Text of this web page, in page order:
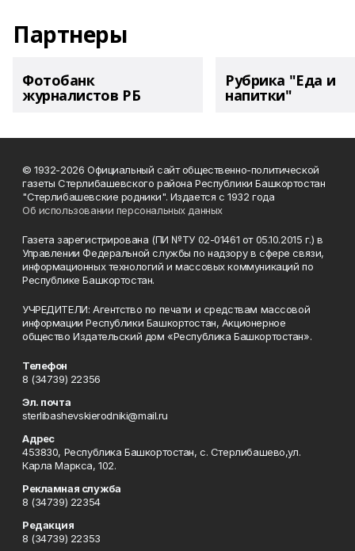
Партнеры
Фотобанк
журналистов РБ
Рубрика "Еда и
напитки"
© 1932-2026 Официальный сайт общественно-политической
газеты Стерлибашевского района Республики Башкортостан
"Стерлибашевские родники". Издается с 1932 года
Об использовании персональных данных
Газета зарегистрирована (ПИ №ТУ 02-01461 от 05.10.2015 г.) в
Управлении Федеральной службы по надзору в сфере связи,
информационных технологий и массовых коммуникаций по
Республике Башкортостан.
УЧРЕДИТЕЛИ: Агентство по печати и средствам массовой
информации Республики Башкортостан, Акционерное
общество Издательский дом «Республика Башкортостан».
Телефон
8 (34739) 22356
Эл. почта
sterlibashevskierodniki@mail.ru
Адрес
453830, Республика Башкортостан, c. Стерлибашево,ул.
Карла Маркса, 102.
Рекламная служба
8 (34739) 22354
Редакция
8 (34739) 22353